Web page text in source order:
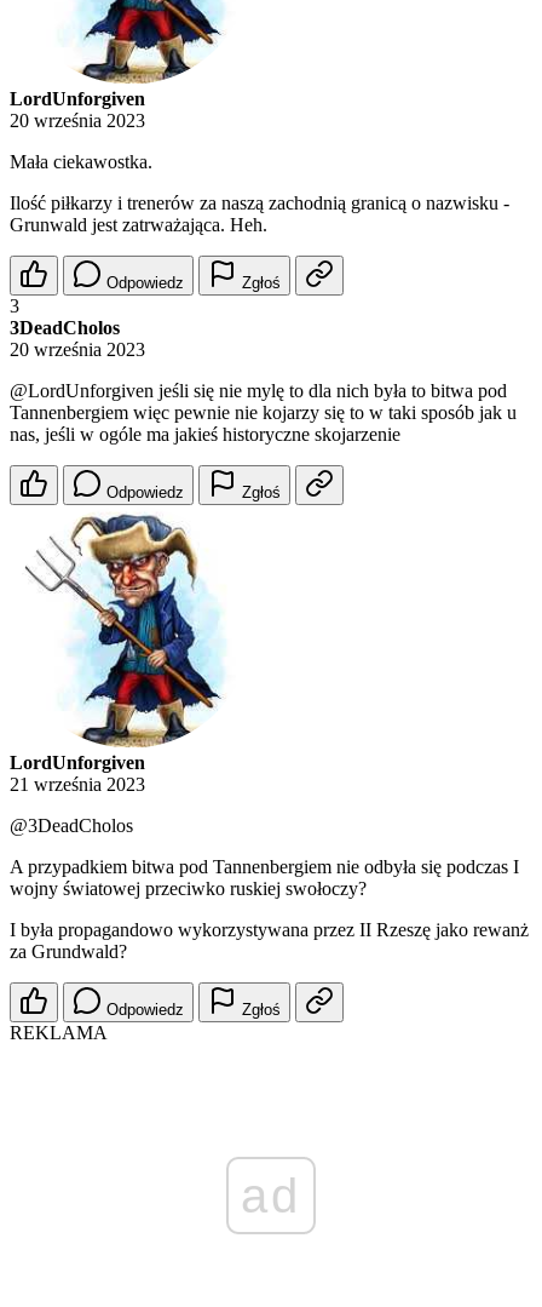
LordUnforgiven
20 września 2023
Mała ciekawostka.
Ilość piłkarzy i trenerów za naszą zachodnią granicą o nazwisku -
Grunwald jest zatrważająca. Heh.
Odpowiedz Zgłoś
3
3DeadCholos
20 września 2023
@LordUnforgiven jeśli się nie mylę to dla nich była to bitwa pod
Tannenbergiem więc pewnie nie kojarzy się to w taki sposób jak u
nas, jeśli w ogóle ma jakieś historyczne skojarzenie
Odpowiedz Zgłoś
LordUnforgiven
21 września 2023
@3DeadCholos
A przypadkiem bitwa pod Tannenbergiem nie odbyła się podczas I
wojny światowej przeciwko ruskiej swołoczy?
I była propagandowo wykorzystywana przez II Rzeszę jako rewanż
za Grundwald?
Odpowiedz Zgłoś
REKLAMA
ad